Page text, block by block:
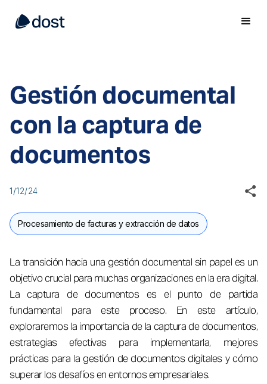
Gestión documental
con la captura de
documentos
1/12/24
Procesamiento de facturas y extracción de datos
La transición hacia una gestión documental sin papel es un
objetivo crucial para muchas organizaciones en la era digital.
La captura de documentos es el punto de partida
fundamental para este proceso. En este artículo,
exploraremos la importancia de la captura de documentos,
estrategias efectivas para implementarla, mejores
prácticas para la gestión de documentos digitales y cómo
superar los desafíos en entornos empresariales.